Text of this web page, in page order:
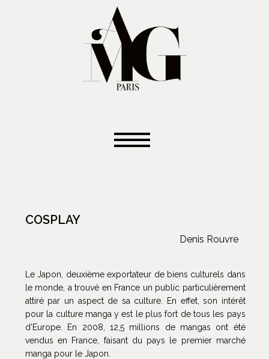
COSPLAY
Denis Rouvre
Le Japon, deuxième exportateur de biens culturels dans
le monde, a trouvé en France un public particulièrement
attiré par un aspect de sa culture. En effet, son intérêt
pour la culture manga y est le plus fort de tous les pays
d’Europe. En 2008, 12,5 millions de mangas ont été
vendus en France, faisant du pays le premier marché
manga pour le Japon.